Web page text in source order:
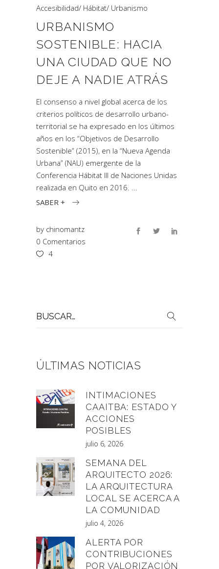
Accesibilidad/ Hábitat/ Urbanismo
URBANISMO
SOSTENIBLE: HACIA
UNA CIUDAD QUE NO
DEJE A NADIE ATRÁS
El consenso a nivel global acerca de los
criterios políticos de desarrollo urbano-
territorial se ha expresado en los últimos
años en los “Objetivos de Desarrollo
Sostenible” (2015), en la “Nueva Agenda
Urbana” (NAU) emergente de la
Conferencia Hábitat III de Naciones Unidas
realizada en Quito en 2016.
SABER +
by chinomantz
0 Comentarios
4
por:
ÚLTIMAS NOTICIAS
INTIMACIONES
CAAITBA: ESTADO Y
ACCIONES
POSIBLES
julio 6, 2026
SEMANA DEL
ARQUITECTO 2026:
LA ARQUITECTURA
LOCAL SE ACERCA A
LA COMUNIDAD
julio 4, 2026
ALERTA POR
CONTRIBUCIONES
POR VALORIZACIÓN